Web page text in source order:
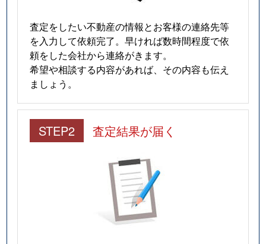
査定をしたい不動産の情報とお客様の連絡先等
を入力して依頼完了。早ければ数時間程度で依
頼をした会社から連絡がきます。
希望や相談する内容があれば、その内容も伝え
ましょう。
STEP2 査定結果が届く